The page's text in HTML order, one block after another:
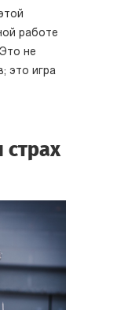
работе
не
это игра